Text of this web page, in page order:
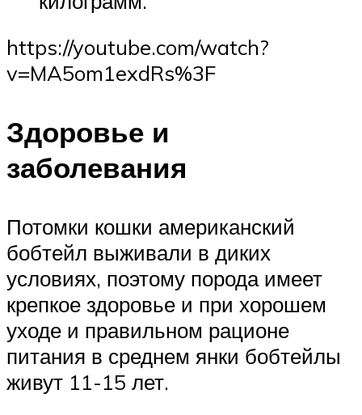
https://youtube.com/watch?
v=MA5om1exdRs%3F
Здоровье и
заболевания
Потомки кошки американский
бобтейл выживали в диких
условиях, поэтому порода имеет
крепкое здоровье и при хорошем
уходе и правильном рационе
питания в среднем янки бобтейлы
живут 11-15 лет.